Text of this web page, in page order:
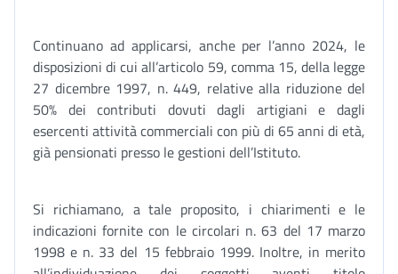
Continuano ad applicarsi, anche per l’anno 2024, le
disposizioni di cui all’articolo 59, comma 15, della legge
27 dicembre 1997, n. 449, relative alla riduzione del
50% dei contributi dovuti dagli artigiani e dagli
esercenti attività commerciali con più di 65 anni di età,
già pensionati presso le gestioni dell’Istituto.
Si richiamano, a tale proposito, i chiarimenti e le
indicazioni fornite con le circolari n. 63 del 17 marzo
1998 e n. 33 del 15 febbraio 1999. Inoltre, in merito